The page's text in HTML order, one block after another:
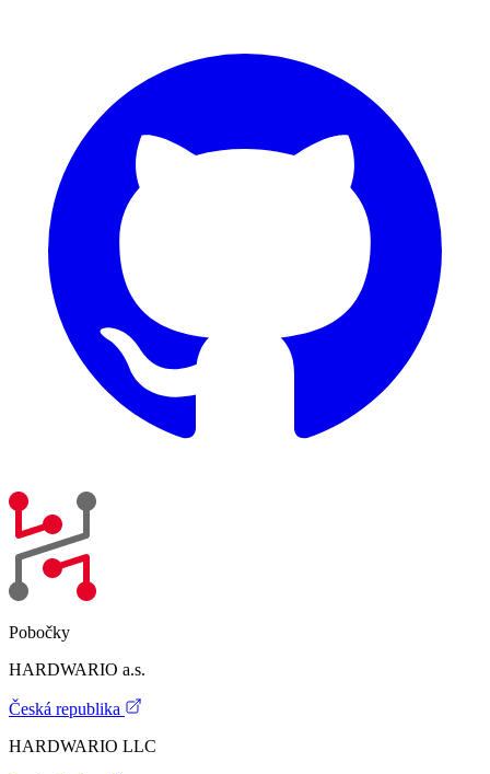
Pobočky
HARDWARIO a.s.
Česká republika
HARDWARIO LLC